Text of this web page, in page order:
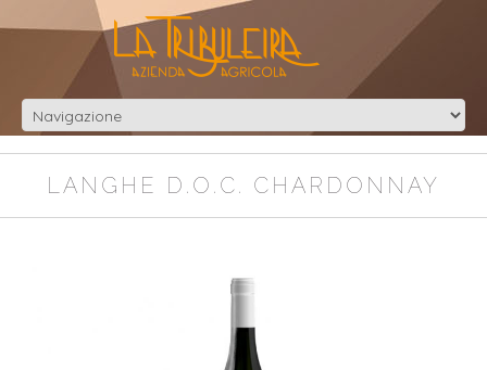
LANGHE D.O.C. CHARDONNAY